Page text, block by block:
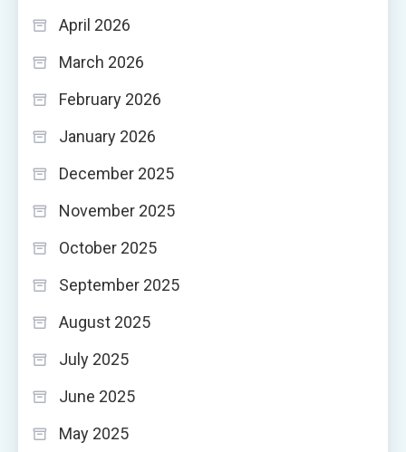
April 2026
March 2026
February 2026
January 2026
December 2025
November 2025
October 2025
September 2025
August 2025
July 2025
June 2025
May 2025